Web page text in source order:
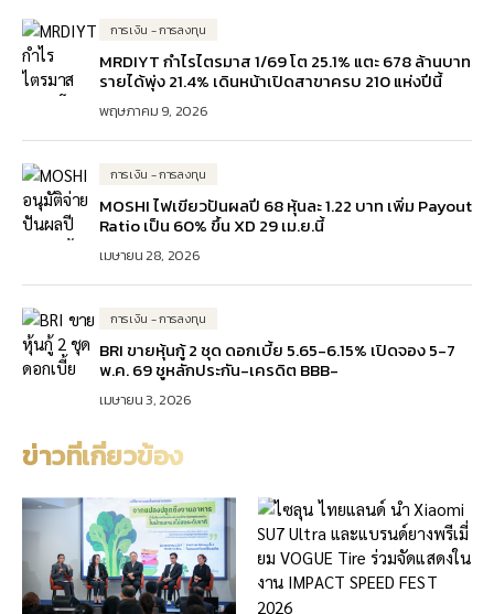
การเงิน - การลงทุน
MRDIYT กำไรไตรมาส 1/69 โต 25.1% แตะ 678 ล้านบาท
รายได้พุ่ง 21.4% เดินหน้าเปิดสาขาครบ 210 แห่งปีนี้
พฤษภาคม 9, 2026
การเงิน - การลงทุน
MOSHI ไฟเขียวปันผลปี 68 หุ้นละ 1.22 บาท เพิ่ม Payout
Ratio เป็น 60% ขึ้น XD 29 เม.ย.นี้
เมษายน 28, 2026
การเงิน - การลงทุน
BRI ขายหุ้นกู้ 2 ชุด ดอกเบี้ย 5.65-6.15% เปิดจอง 5-7
พ.ค. 69 ชูหลักประกัน-เครดิต BBB-
เมษายน 3, 2026
ข่าวที่เกี่ยวข้อง